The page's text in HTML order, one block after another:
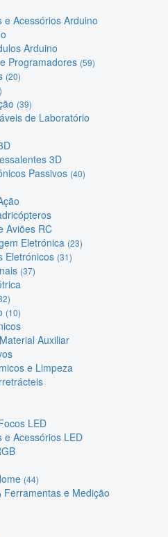
e Acessórios Arduino
Arduino
Programadores (59)
(20)
(39)
de Laboratório
3D
Passivos (40)
Aviões RC
Eletrónica (23)
Eletrónicos (31)
(37)
(10)
Auxiliar
e Limpeza
LED
e Acessórios LED
(44)
Ferramentas e Medição